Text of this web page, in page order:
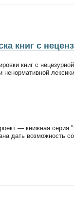
книг с
книг с
— книжная серия
дать возможность